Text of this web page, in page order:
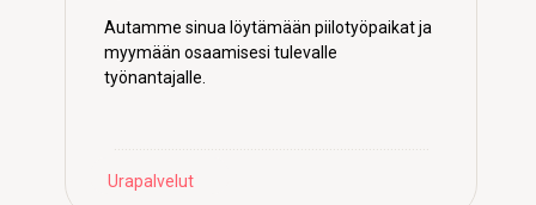
Autamme sinua löytämään piilotyöpaikat ja
myymään osaamisesi tulevalle
työnantajalle.
Urapalvelut